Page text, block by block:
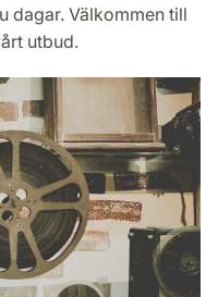
dagar. Välkommen till
utbud.